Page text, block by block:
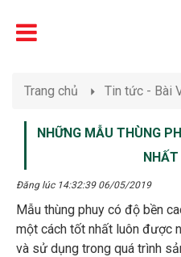
Trang chủ Tin tức - Bài
NHỮNG MẪU THÙNG
NHẤT
Đăng lúc 14:32:39 06/05/2019
Mẫu thùng phuy có độ bền
một cách tốt nhất luôn được
và sử dụng trong quá trình